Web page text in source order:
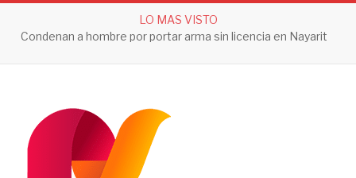
LO MAS VISTO
Hombre cae sin vida en banqueta de fraccionamiento Los Sauces en Vallarta